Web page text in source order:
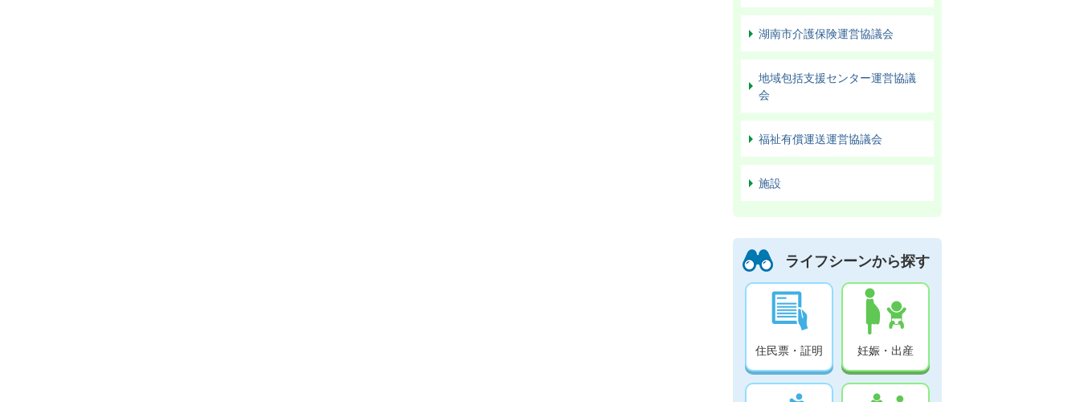
湖南市介護保険運営協議会
地域包括支援センター運営協議
会
福祉有償運送運営協議会
施設
ライフシーンから探す
住民票・証明 妊娠・出産